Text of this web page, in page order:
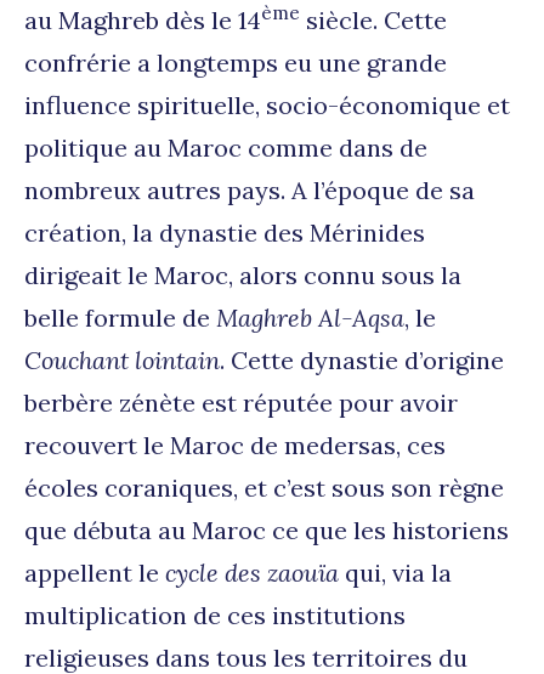
au Maghreb dès le 14ème siècle. Cette
confrérie a longtemps eu une grande
influence spirituelle, socio-économique et
politique au Maroc comme dans de
nombreux autres pays. A l’époque de sa
création, la dynastie des Mérinides
dirigeait le Maroc, alors connu sous la
belle formule de Maghreb Al-Aqsa, le
Couchant lointain. Cette dynastie d’origine
berbère zénète est réputée pour avoir
recouvert le Maroc de medersas, ces
écoles coraniques, et c’est sous son règne
que débuta au Maroc ce que les historiens
appellent le cycle des zaouïa qui, via la
multiplication de ces institutions
religieuses dans tous les territoires du